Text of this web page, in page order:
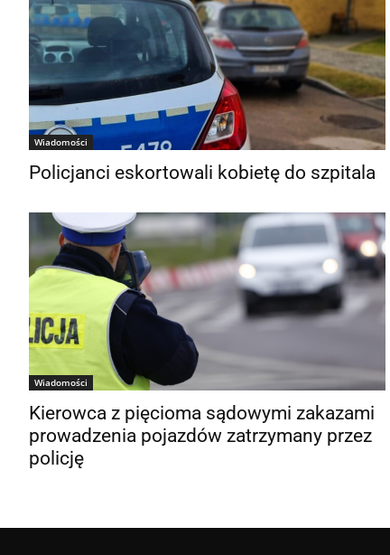
Wiadomości
Policjanci eskortowali kobietę do szpitala
Wiadomości
Kierowca z pięcioma sądowymi zakazami
prowadzenia pojazdów zatrzymany przez
policję